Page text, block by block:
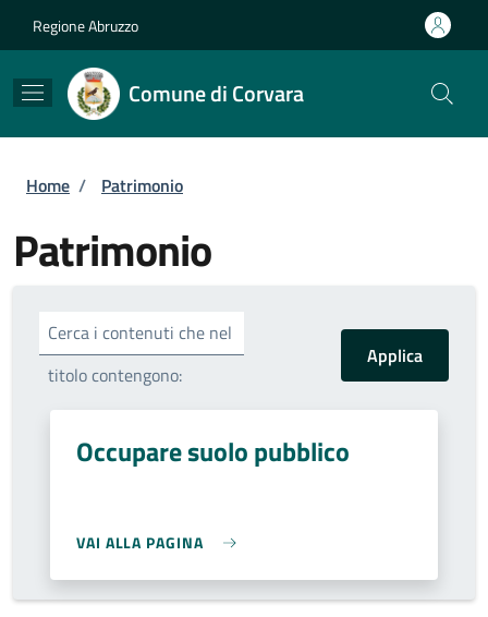
Regione Abruzzo
Comune di Corvara
Briciole di pane
Home / Patrimonio
Patrimonio
Cerca i contenuti che nel
titolo contengono:
Occupare suolo pubblico
VAI ALLA PAGINA